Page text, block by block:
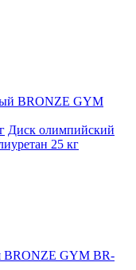
Диск олимпийский
25 кг